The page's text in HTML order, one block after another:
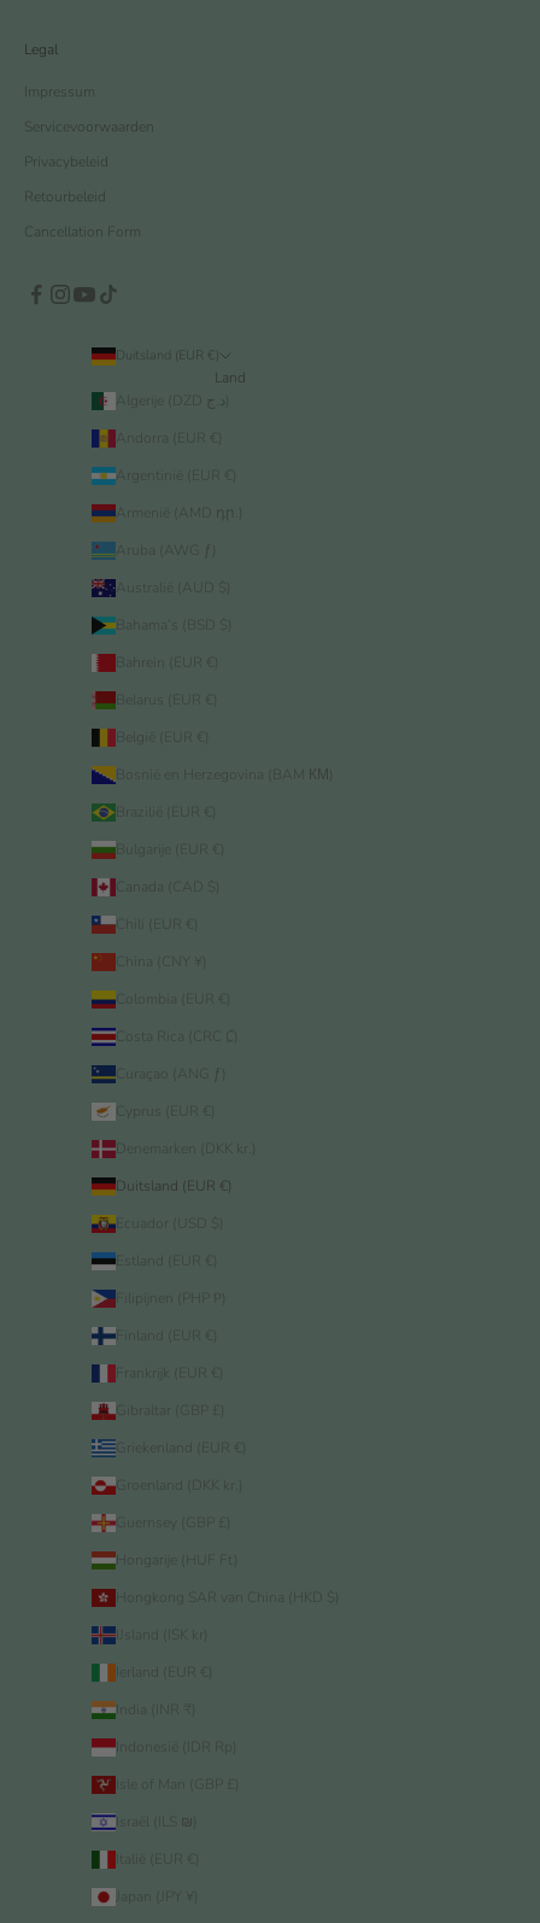
Legal
Impressum
Servicevoorwaarden
Privacybeleid
Retourbeleid
Cancellation Form
Duitsland (EUR €)
Land
Andorra (EUR €)
Argentinië (EUR €)
Armenië (AMD դր.)
Aruba (AWG ƒ)
Australië (AUD $)
Bahama’s (BSD $)
Bahrein (EUR €)
Belarus (EUR €)
België (EUR €)
Bosnië en Herzegovina (BAM КМ)
Brazilië (EUR €)
Bulgarije (EUR €)
Canada (CAD $)
Chili (EUR €)
China (CNY ¥)
Colombia (EUR €)
Costa Rica (CRC ₡)
Curaçao (ANG ƒ)
Cyprus (EUR €)
Denemarken (DKK kr.)
Duitsland (EUR €)
Ecuador (USD $)
Estland (EUR €)
Filipijnen (PHP ₱)
Finland (EUR €)
Frankrijk (EUR €)
Gibraltar (GBP £)
Griekenland (EUR €)
Groenland (DKK kr.)
Guernsey (GBP £)
Hongarije (HUF Ft)
Hongkong SAR van China (HKD $)
IJsland (ISK kr)
Ierland (EUR €)
India (INR ₹)
Indonesië (IDR Rp)
Isle of Man (GBP £)
Israël (ILS ₪)
Italië (EUR €)
Japan (JPY ¥)